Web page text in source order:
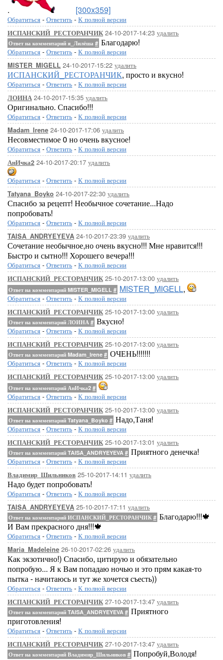
. [300x359]
Обратиться - Ответить - К полной версии
ИСПАНСКИЙ_РЕСТОРАНЧИК24-10-2017-14:23 удалить
Ответ на комментарий я_Лилёша # Благодарю!
Обратиться - Ответить - К полной версии
MISTER_MIGELL 24-10-2017-15:22 удалить
ИСПАНСКИЙ_РЕСТОРАНЧИК, просто и вкусно!
Обратиться - Ответить - К полной версии
ЛОИНА 24-10-2017-15:35 удалить
Оригинально. Спасибо!!!
Обратиться - Ответить - К полной версии
Madam_Irene 24-10-2017-17:06 удалить
Несовместимое 0 но очень вкусное!
Обратиться - Ответить - К полной версии
АнИчка2 24-10-2017-20:17 удалить
Обратиться - Ответить - К полной версии
Tatyana_Boyko 24-10-2017-22:30 удалить
Спасибо за рецепт! Необычное сочетание...Надо
попробовать!
Обратиться - Ответить - К полной версии
TAISA_ANDRYEYEVA 24-10-2017-23:39 удалить
Сочетание необычное,но очень вкусно!!! Мне нравится!!!
Быстро и сытно!!! Хорошего вечера!!!
Обратиться - Ответить - К полной версии
ИСПАНСКИЙ_РЕСТОРАНЧИК25-10-2017-13:00 удалить
Ответ на комментарий MISTER_MIGELL # MISTER_MIGELL,
Обратиться - Ответить - К полной версии
ИСПАНСКИЙ_РЕСТОРАНЧИК25-10-2017-13:00 удалить
Ответ на комментарий ЛОИНА # Вкусно!
Обратиться - Ответить - К полной версии
ИСПАНСКИЙ_РЕСТОРАНЧИК25-10-2017-13:00 удалить
Ответ на комментарий Madam_Irene # ОЧЕНЬ!!!!!!!
Обратиться - Ответить - К полной версии
ИСПАНСКИЙ_РЕСТОРАНЧИК25-10-2017-13:00 удалить
Ответ на комментарий АнИчка2 #
Обратиться - Ответить - К полной версии
ИСПАНСКИЙ_РЕСТОРАНЧИК25-10-2017-13:00 удалить
Ответ на комментарий Tatyana_Boyko # Надо,Таня!
Обратиться - Ответить - К полной версии
ИСПАНСКИЙ_РЕСТОРАНЧИК25-10-2017-13:01 удалить
Ответ на комментарий TAISA_ANDRYEYEVA # Приятного денечка!
Обратиться - Ответить - К полной версии
Владимир_Шильников 25-10-2017-14:11 удалить
Надо будет попробовать!
Обратиться - Ответить - К полной версии
TAISA_ANDRYEYEVA 25-10-2017-17:11 удалить
Ответ на комментарий ИСПАНСКИЙ_РЕСТОРАНЧИК # Благодарю!!!🍁
И Вам прекрасного дня!!!🍁
Обратиться - Ответить - К полной версии
Maria_Madeleine 26-10-2017-02:26 удалить
Как экзотично!) Спасибо, цитирую и обязательно
попробую... Я к Вам попадаю ночью и это прям какая-то
пытка - начитаюсь и тут же хочется съесть))
Обратиться - Ответить - К полной версии
ИСПАНСКИЙ_РЕСТОРАНЧИК27-10-2017-13:47 удалить
Ответ на комментарий TAISA_ANDRYEYEVA # Приятного
приготовления!
Обратиться - Ответить - К полной версии
ИСПАНСКИЙ_РЕСТОРАНЧИК27-10-2017-13:47 удалить
Ответ на комментарий Владимир_Шильников # Попробуй,Володя!